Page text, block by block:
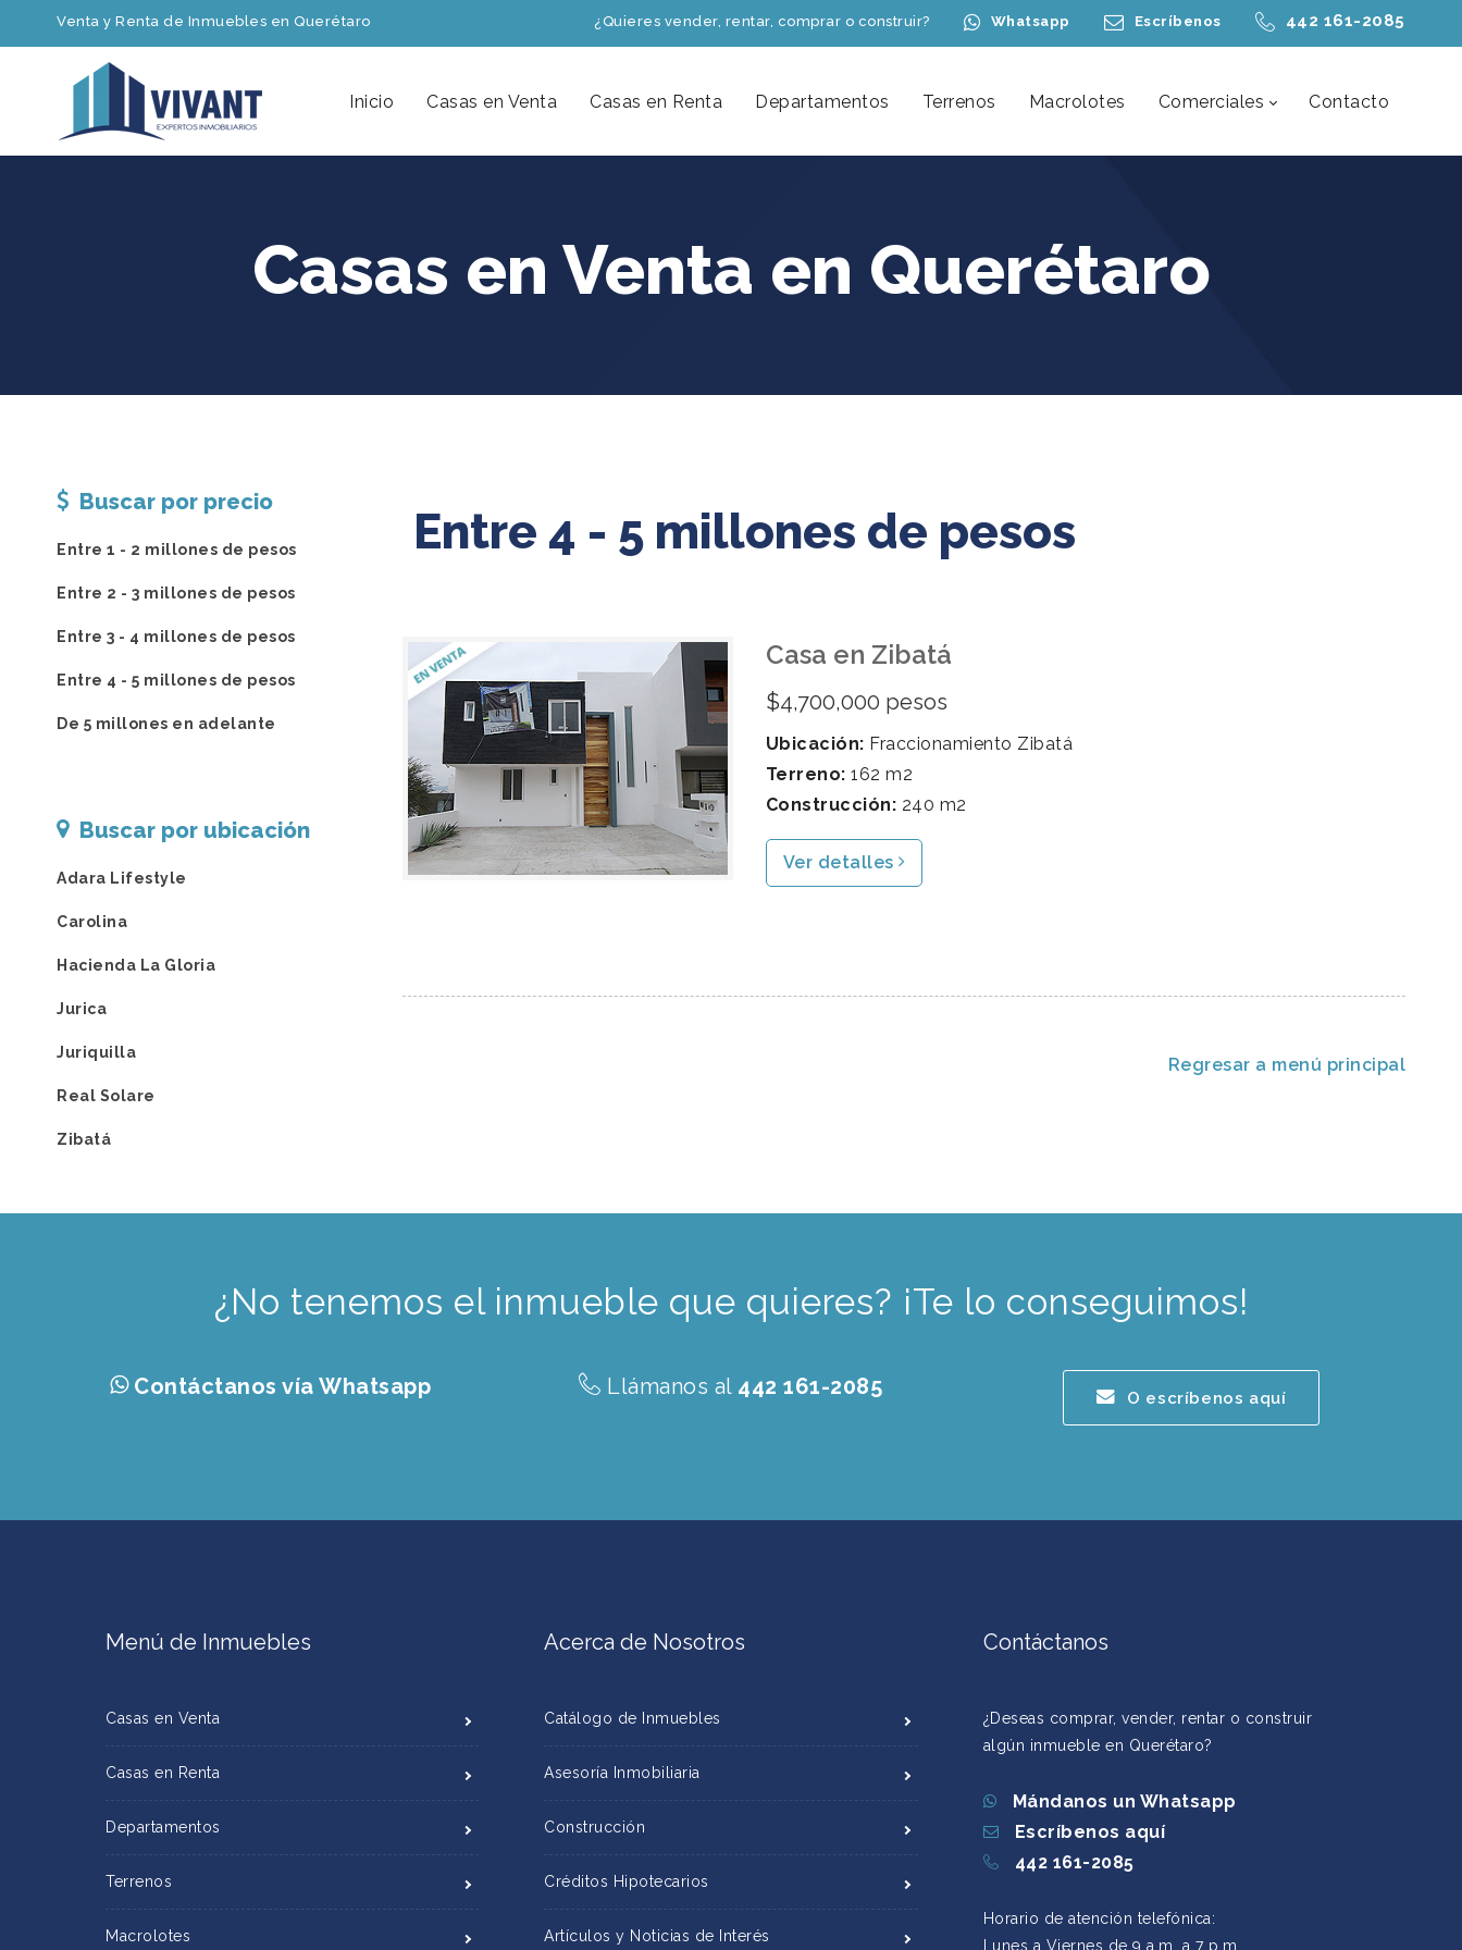
Venta y Renta de Inmuebles en Querétaro ¿Quieres vender, rentar, comprar o construir? Whatsapp Escríbenos 442 161-2085
Inicio Casas en Venta Casas en Renta Departamentos Terrenos Macrolotes Comerciales Contacto
Casas en Venta en Querétaro
Buscar por precio
Entre 1 - 2 millones de pesos
Entre 2 - 3 millones de pesos
Entre 3 - 4 millones de pesos
Entre 4 - 5 millones de pesos
De 5 millones en adelante
Buscar por ubicación
Adara Lifestyle
Carolina
Hacienda La Gloria
Jurica
Juriquilla
Real Solare
Zibatá
Entre 4 - 5 millones de pesos
Casa en Zibatá
$4,700,000 pesos
Ubicación: Fraccionamiento Zibatá
Terreno: 162 m2
Construcción: 240 m2
Ver detalles
Regresar a menú principal
¿No tenemos el inmueble que quieres? ¡Te lo conseguimos!
Contáctanos vía Whatsapp Llámanos al 442 161-2085 O escríbenos aquí
Menú de Inmuebles
Casas en Venta
Casas en Renta
Departamentos
Terrenos
Macrolotes
Acerca de Nosotros
Catálogo de Inmuebles
Asesoría Inmobiliaria
Construcción
Créditos Hipotecarios
Artículos y Noticias de Interés
Contáctanos
¿Deseas comprar, vender, rentar o construir
algún inmueble en Querétaro?
Mándanos un Whatsapp
Escríbenos aquí
442 161-2085
Horario de atención telefónica:
Lunes a Viernes de 9 a.m. a 7 p.m.